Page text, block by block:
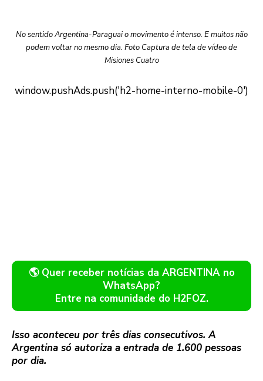
No sentido Argentina-Paraguai o movimento é intenso. E muitos não
podem voltar no mesmo dia. Foto Captura de tela de vídeo de
Misiones Cuatro
🌎 Quer receber notícias da ARGENTINA no
WhatsApp?
Entre na comunidade do H2FOZ.
Isso aconteceu por três dias consecutivos. A
Argentina só autoriza a entrada de 1.600 pessoas
por dia.